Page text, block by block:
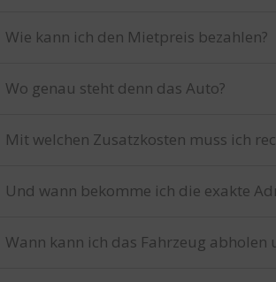
Wie kann ich den Mietpreis bezahlen?
Wo genau steht denn das Auto?
Mit welchen Zusatzkosten muss ich
Und wann bekomme ich die exakte
Wann kann ich das Fahrzeug